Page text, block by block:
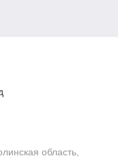
область,